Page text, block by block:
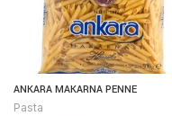
ANKARA MAKARNA PENNE
Pasta